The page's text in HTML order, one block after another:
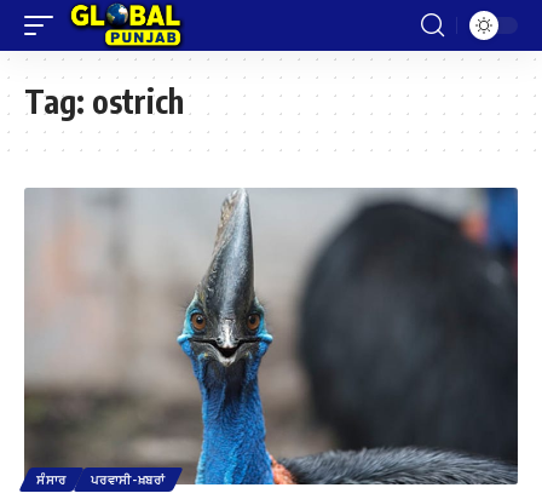
Tag: ostrich
ਸੰਸਾਰ ਪਰਵਾਸੀ-ਖ਼ਬਰਾਂ